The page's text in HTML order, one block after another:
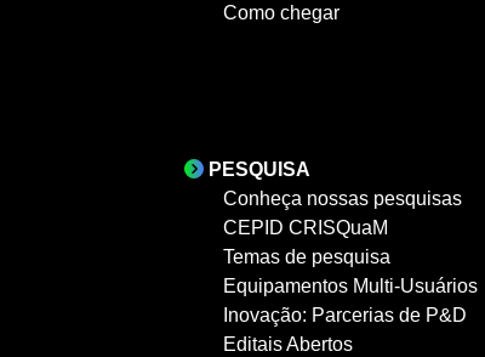
Como chegar
PESQUISA
Conheça nossas pesquisas
CEPID CRISQuaM
Temas de pesquisa
Equipamentos Multi-Usuários
Inovação: Parcerias de P&D
Editais Abertos